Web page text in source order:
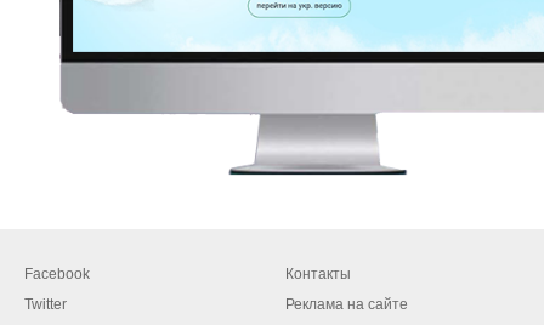
Facebook
Twitter
Контакты
Реклама на сайте